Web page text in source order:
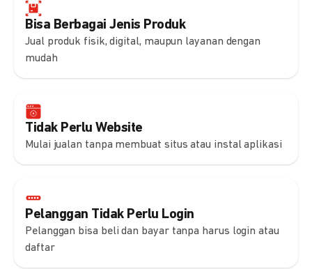
Bisa Berbagai Jenis Produk
Jual produk fisik, digital, maupun layanan dengan
mudah
Tidak Perlu Website
Mulai jualan tanpa membuat situs atau instal aplikasi
Pelanggan Tidak Perlu Login
Pelanggan bisa beli dan bayar tanpa harus login atau
daftar